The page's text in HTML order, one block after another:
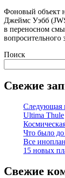
Фоновый объект
Джеймс Уэбб
в переносном
Поиск
Свежие
Следующая
Ultima Thule
Что было
Все
15 новых
Свежие